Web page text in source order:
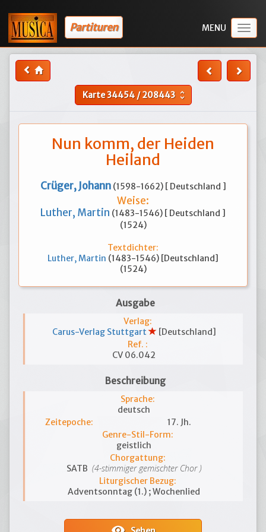
Partituren
Karte34454/208443 unfold_more
Nun komm, der Heiden
Heiland
Crüger, Johann (1598-1662) [ Deutschland ]
Weise:
Luther, Martin (1483-1546) [ Deutschland ]
(1524)
Textdichter:
Luther, Martin (1483-1546) [Deutschland]
(1524)
Ausgabe
Verlag:
Carus-Verlag Stuttgart
[Deutschland]
Ref. :
CV 06.042
Beschreibung
Sprache:
deutsch
Zeitepoche:
17. Jh.
Genre-Stil-Form:
geistlich
Chorgattung:
SATB (4-stimmiger gemischter Chor )
Liturgischer Bezug:
Adventsonntag (1.) ; Wochenlied